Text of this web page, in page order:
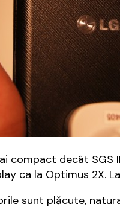
compact decât
ca la Optimus 2X.
sunt plăcute,